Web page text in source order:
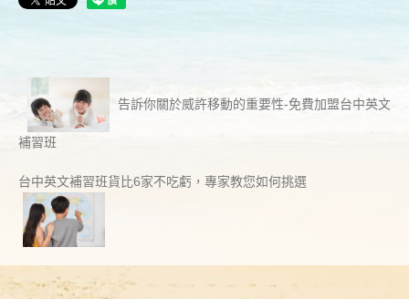
告訴你關於威許移動的重要性-免費加盟台中英文
補習班
台中英文補習班貨比6家不吃虧，專家教您如何挑選